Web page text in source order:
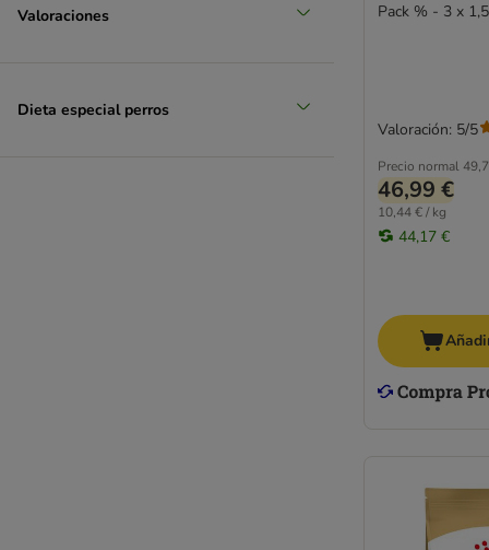
Ecológico 🌿
Razas pequeñas
Valoraciones
Dieta especial perros
Pack % - 3 x
Precio normal
46,99 €
10,44 € / kg
44,17 €
Valoración: 5/5